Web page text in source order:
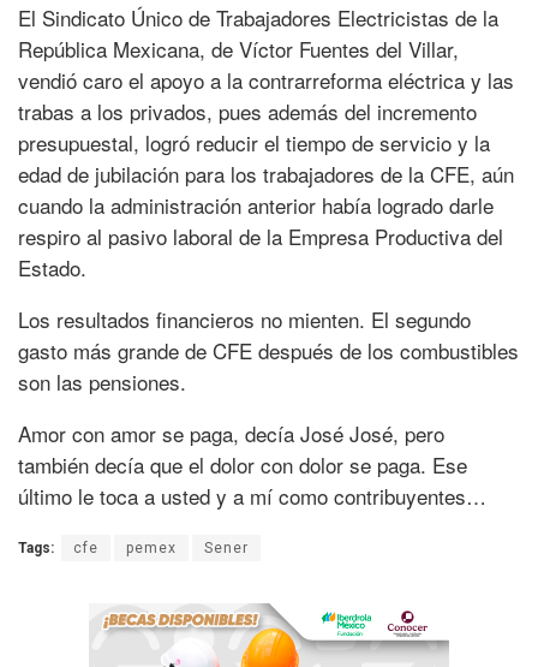
El Sindicato Único de Trabajadores Electricistas de la
República Mexicana, de Víctor Fuentes del Villar,
vendió caro el apoyo a la contrarreforma eléctrica y las
trabas a los privados, pues además del incremento
presupuestal, logró reducir el tiempo de servicio y la
edad de jubilación para los trabajadores de la CFE, aún
cuando la administración anterior había logrado darle
respiro al pasivo laboral de la Empresa Productiva del
Estado.
Los resultados financieros no mienten. El segundo
gasto más grande de CFE después de los combustibles
son las pensiones.
Amor con amor se paga, decía José José, pero
también decía que el dolor con dolor se paga. Ese
último le toca a usted y a mí como contribuyentes…
Tags: cfe pemex Sener